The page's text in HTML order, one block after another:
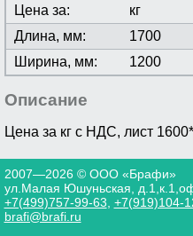
Цена за:
кг
Длина, мм:
1700
Ширина, мм:
1200
Описание
Цена за кг с НДС, лист
2007—2026 © ООО «Брафи»
ул.Малая Юшуньская,
+7(499)757-99-63 +7(919)104-
brafi@brafi.ru